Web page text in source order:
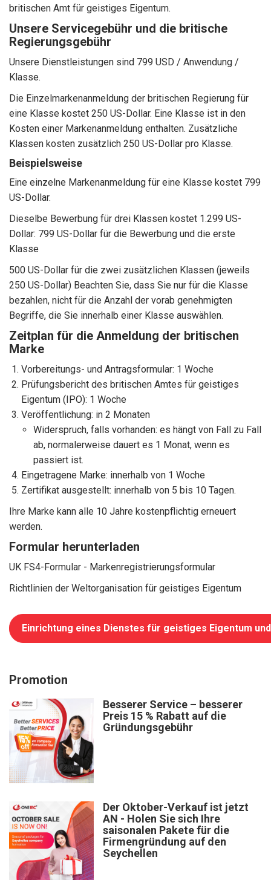
britischen Amt für geistiges Eigentum.
Unsere Servicegebühr und die britische
Regierungsgebühr
Unsere Dienstleistungen sind 799 USD / Anwendung /
Klasse.
Die Einzelmarkenanmeldung der britischen Regierung für
eine Klasse kostet 250 US-Dollar. Eine Klasse ist in den
Kosten einer Markenanmeldung enthalten. Zusätzliche
Klassen kosten zusätzlich 250 US-Dollar pro Klasse.
Beispielsweise
Eine einzelne Markenanmeldung für eine Klasse kostet 799
US-Dollar.
Dieselbe Bewerbung für drei Klassen kostet 1.299 US-
Dollar: 799 US-Dollar für die Bewerbung und die erste
Klasse
500 US-Dollar für die zwei zusätzlichen Klassen (jeweils
250 US-Dollar) Beachten Sie, dass Sie nur für die Klasse
bezahlen, nicht für die Anzahl der vorab genehmigten
Begriffe, die Sie innerhalb einer Klasse auswählen.
Zeitplan für die Anmeldung der britischen
Marke
Vorbereitungs- und Antragsformular: 1 Woche
Prüfungsbericht des britischen Amtes für geistiges
Eigentum (IPO): 1 Woche
Veröffentlichung: in 2 Monaten
Widerspruch, falls vorhanden: es hängt von Fall zu Fall
ab, normalerweise dauert es 1 Monat, wenn es
passiert ist.
Eingetragene Marke: innerhalb von 1 Woche
Zertifikat ausgestellt: innerhalb von 5 bis 10 Tagen.
Ihre Marke kann alle 10 Jahre kostenpflichtig erneuert
werden.
Formular herunterladen
UK FS4-Formular - Markenregistrierungsformular
Richtlinien der Weltorganisation für geistiges Eigentum
Einrichtung eines Dienstes für geistiges Eigentum
Promotion
Besserer Service – besserer
Preis 15 % Rabatt auf die
Gründungsgebühr
Der Oktober-Verkauf ist jetzt
AN - Holen Sie sich Ihre
saisonalen Pakete für die
Firmengründung auf den
Seychellen